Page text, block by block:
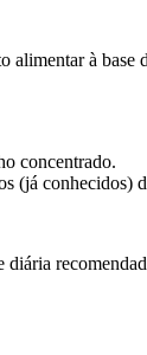
alimentar à base
concentrado.
(já conhecidos)